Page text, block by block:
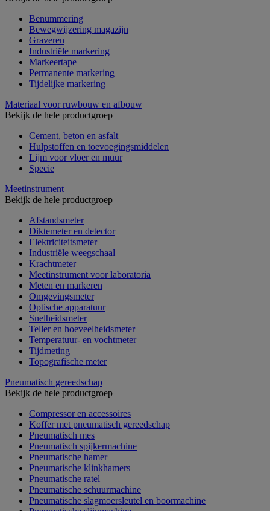
Benummering
Bewegwijzering magazijn
Graveren
Industriële markering
Markeertape
Permanente markering
Tijdelijke markering
Materiaal voor ruwbouw en afbouw
Bekijk de hele productgroep
Cement, beton en asfalt
Hulpstoffen en toevoegingsmiddelen
Lijm voor vloer en muur
Specie
Meetinstrument
Bekijk de hele productgroep
Afstandsmeter
Diktemeter en detector
Elektriciteitsmeter
Industriële weegschaal
Krachtmeter
Meetinstrument voor laboratoria
Meten en markeren
Omgevingsmeter
Optische apparatuur
Snelheidsmeter
Teller en hoeveelheidsmeter
Temperatuur- en vochtmeter
Tijdmeting
Topografische meter
Pneumatisch gereedschap
Bekijk de hele productgroep
Compressor en accessoires
Koffer met pneumatisch gereedschap
Pneumatisch mes
Pneumatisch spijkermachine
Pneumatische hamer
Pneumatische klinkhamers
Pneumatische ratel
Pneumatische schuurmachine
Pneumatische slagmoersleutel en boormachine